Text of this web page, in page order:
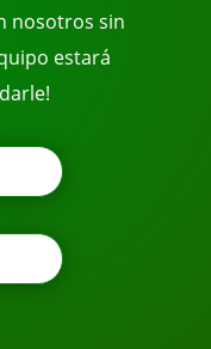
nosotros sin
estará